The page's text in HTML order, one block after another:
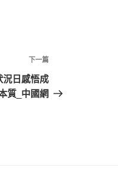
下
一
篇
下一篇
日感悟成
質_中國網